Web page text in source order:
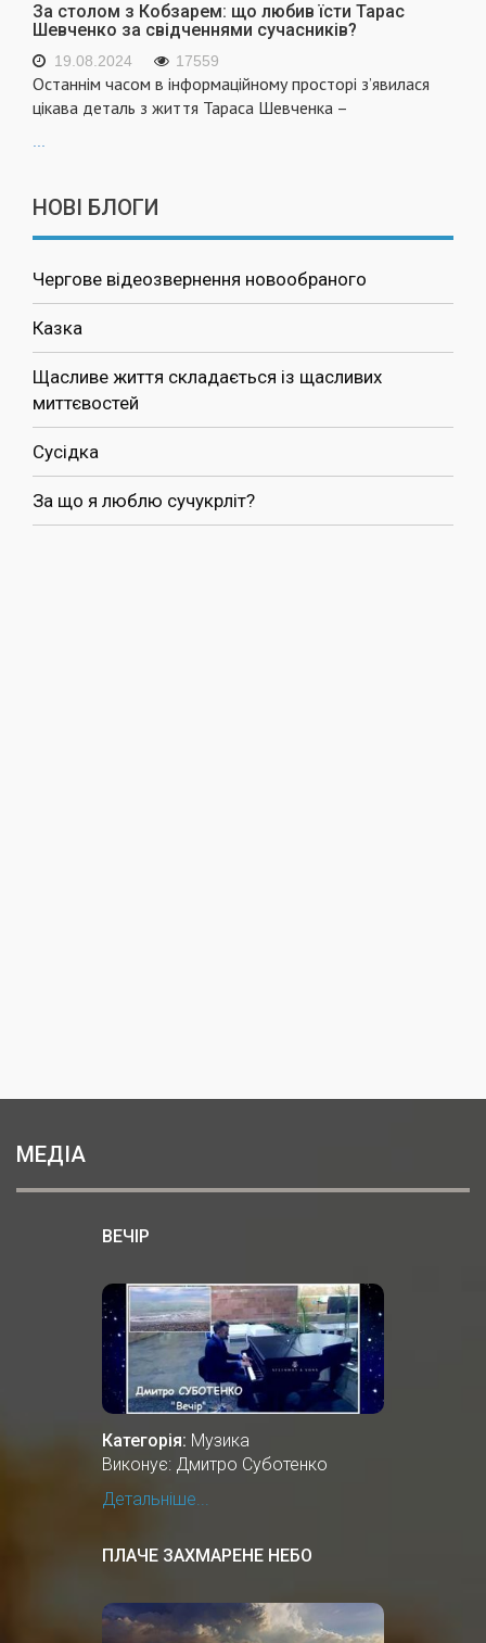
За столом з Кобзарем: що любив їсти Тарас
Шевченко за свідченнями сучасників?
19.08.2024 17559
Останнім часом в інформаційному просторі з’явилася
цікава деталь з життя Тараса Шевченка –
НОВІ БЛОГИ
Чергове відеозвернення новообраного
Казка
Щасливе життя складається із щасливих
миттєвостей
Сусідка
За що я люблю сучукрліт?
МЕДІА
ВЕЧІР
Категорія: Музика
Виконує: Дмитро Суботенко
Детальніше...
ПЛАЧЕ ЗАХМАРЕНЕ НЕБО